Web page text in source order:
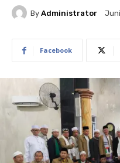
By Administrator
Facebook